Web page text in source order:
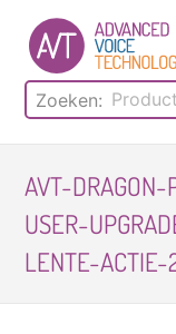
content
Zoeken:
AVT-DRAGON-
USER-
LENTE-